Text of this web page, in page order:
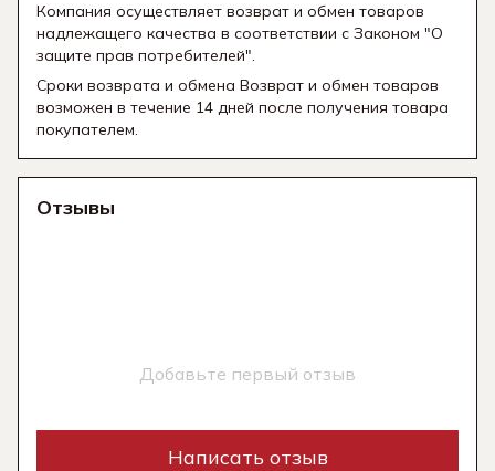
Компания осуществляет возврат и обмен товаров
надлежащего качества в соответствии с Законом "О
защите прав потребителей".
Сроки возврата и обмена Возврат и обмен товаров
возможен в течение 14 дней после получения товара
покупателем.
Отзывы
Добавьте первый отзыв
Написать отзыв